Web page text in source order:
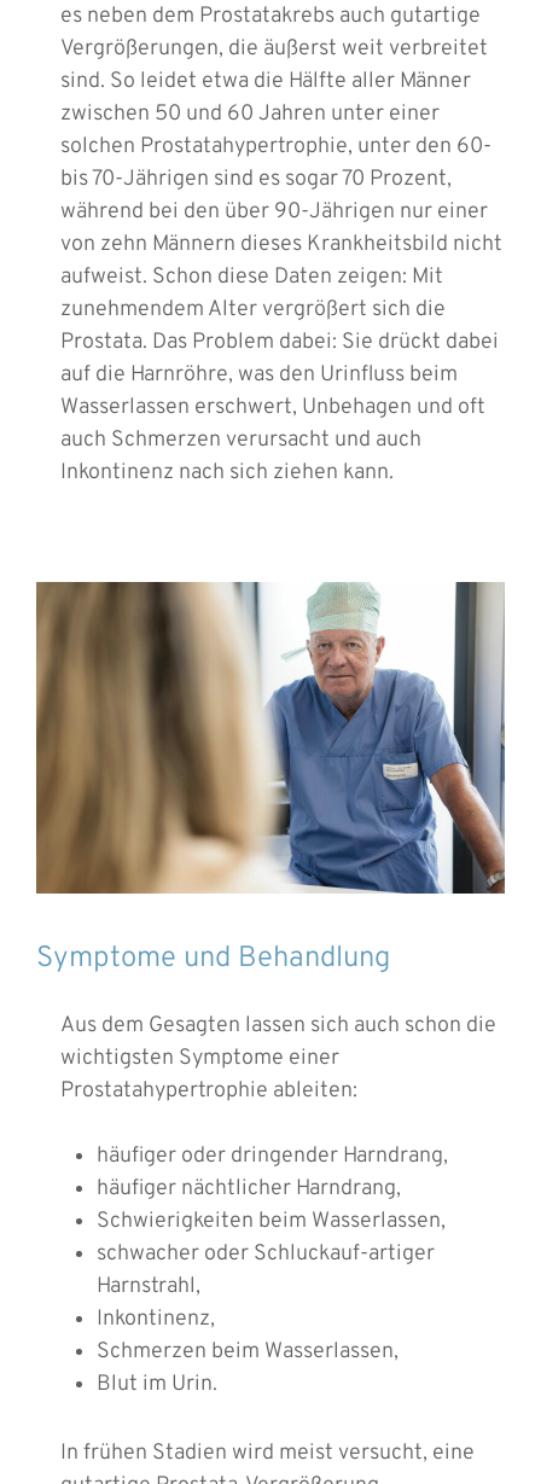
es neben dem Prostatakrebs auch gutartige
Vergrößerungen, die äußerst weit verbreitet
sind. So leidet etwa die Hälfte aller Männer
zwischen 50 und 60 Jahren unter einer
solchen Prostatahypertrophie, unter den 60-
bis 70-Jährigen sind es sogar 70 Prozent,
während bei den über 90-Jährigen nur einer
von zehn Männern dieses Krankheitsbild nicht
aufweist. Schon diese Daten zeigen: Mit
zunehmendem Alter vergrößert sich die
Prostata. Das Problem dabei: Sie drückt dabei
auf die Harnröhre, was den Urinfluss beim
Wasserlassen erschwert, Unbehagen und oft
auch Schmerzen verursacht und auch
Inkontinenz nach sich ziehen kann.
Symptome und Behandlung
Aus dem Gesagten lassen sich auch schon die
wichtigsten Symptome einer
Prostatahypertrophie ableiten:
häufiger oder dringender Harndrang,
häufiger nächtlicher Harndrang,
Schwierigkeiten beim Wasserlassen,
schwacher oder Schluckauf-artiger
Harnstrahl,
Inkontinenz,
Schmerzen beim Wasserlassen,
Blut im Urin.
In frühen Stadien wird meist versucht, eine